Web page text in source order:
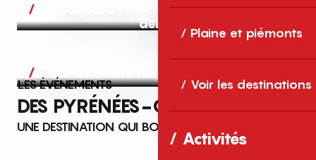
Plaine et piémonts
Voir les destinations
Activités
Aujourd’hui, demain et après-
demain
Grands événements
LES ÉVÉNEMENTS
DES PYRÉNÉES-ORIENTALES
UNE DESTINATION QUI BOUGE TOUTE L’ANNÉE